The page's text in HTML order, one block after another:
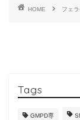
HOME フェ
Tags
GMPD専